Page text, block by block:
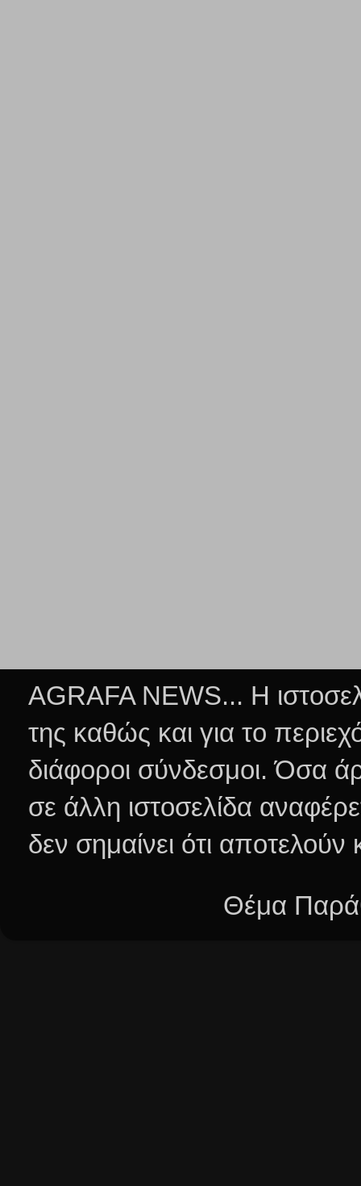
AGRAFA NEWS... Η
της καθώς και για το
διάφοροι σύνδεσμοι.Όσα
σε άλλη ιστοσελίδα
δεν σημαίνει ότι
Θέμα